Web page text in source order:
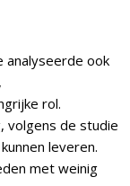
analyseerde ook
rol.
volgens de studie
leveren.
met weinig